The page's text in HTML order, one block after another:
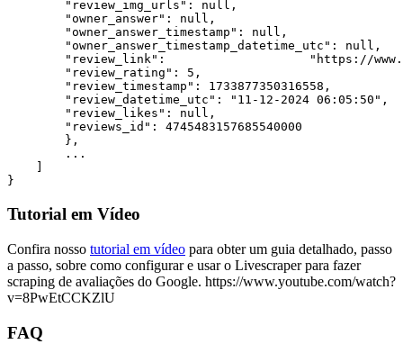
        "review_img_urls": null,
        "owner_answer": null,
        "owner_answer_timestamp": null,
        "owner_answer_timestamp_datetime_utc": null,
"review_link":                    "https://
        "review_rating": 5,
        "review_timestamp": 1733877350316558,
        "review_datetime_utc": "11-12-2024 06:05:50",
        "review_likes": null,
        "reviews_id": 4745483157685540000
        },
        ...
Tutorial em Vídeo
Confira nosso tutorial em vídeo para obter um guia detalhado, passo
a passo, sobre como configurar e usar o Livescraper para fazer
scraping de avaliações do Google. https://www.youtube.com/watch?
v=8PwEtCCKZlU
FAQ